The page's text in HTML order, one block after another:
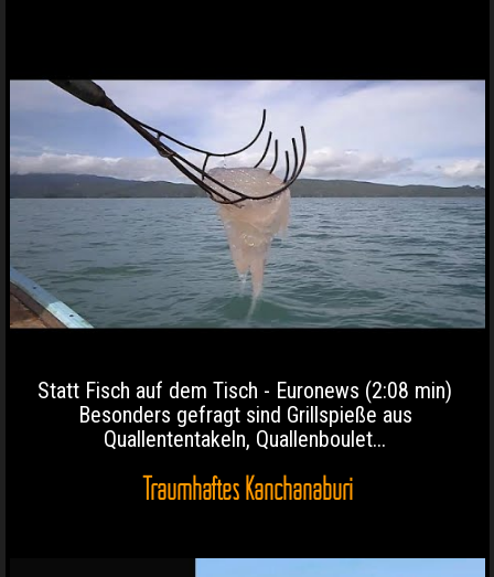
Statt Fisch auf dem Tisch - Euronews (2:08 min)
Besonders gefragt sind Grillspieße aus
Quallententakeln, Quallenboulet...
Traumhaftes Kanchanaburi